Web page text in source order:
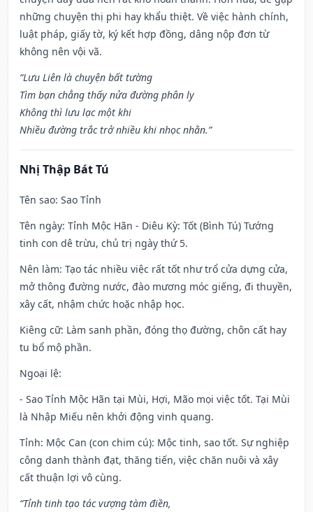
những chuyện thị phi hay khẩu thiệt. Về việc hành chính,
luật pháp, giấy tờ, ký kết hợp đồng, dâng nộp đơn từ
không nên vội vã.
“Lưu Liên là chuyện bất tường
Tìm bạn chẳng thấy nửa đường phân ly
Không thì lưu lạc một khi
Nhiều đường trắc trở nhiều khi nhọc nhằn.”
Nhị Thập Bát Tú
Tên sao: Sao Tỉnh
Tên ngày: Tỉnh Mộc Hãn - Diêu Kỳ: Tốt (Bình Tú) Tướng
tinh con dê trừu, chủ trị ngày thứ 5.
Nên làm: Tạo tác nhiều việc rất tốt như trổ cửa dựng cửa,
mở thông đường nước, đào mương móc giếng, đi thuyền,
xây cất, nhậm chức hoặc nhập học.
Kiêng cữ: Làm sanh phần, đóng thọ đường, chôn cất hay
tu bổ mộ phần.
Ngoại lệ:
- Sao Tỉnh Mộc Hãn tại Mùi, Hợi, Mão mọi việc tốt. Tại Mùi
là Nhập Miếu nên khởi động vinh quang.
Tỉnh: Mộc Can (con chim cú): Mộc tinh, sao tốt. Sự nghiệp
công danh thành đạt, thăng tiến, việc chăn nuôi và xây
cất thuận lợi vô cùng.
“Tỉnh tinh tạo tác vượng tàm điền,